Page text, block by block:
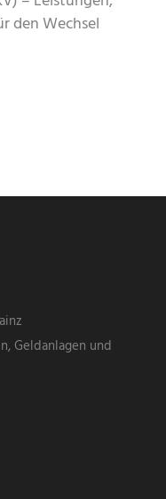
den Wechsel
Geldanlagen und